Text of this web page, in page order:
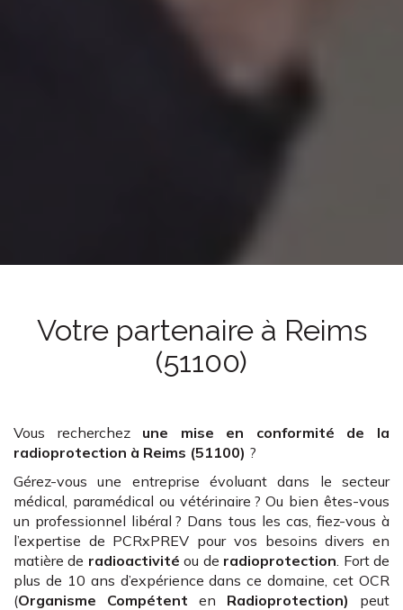
Votre partenaire à Reims
(51100)
Vous recherchez une mise en conformité de la
radioprotection à Reims (51100) ?
Gérez-vous une entreprise évoluant dans le secteur
médical, paramédical ou vétérinaire ? Ou bien êtes-vous
un professionnel libéral ? Dans tous les cas, fiez-vous à
l’expertise de PCRxPREV pour vos besoins divers en
matière de radioactivité ou de radioprotection. Fort de
plus de 10 ans d’expérience dans ce domaine, cet OCR
(Organisme Compétent en Radioprotection) peut